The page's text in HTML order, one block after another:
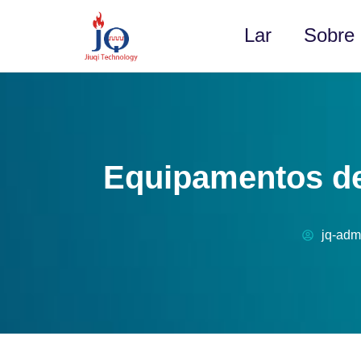
Lar Sobre
Equipamentos
jq-